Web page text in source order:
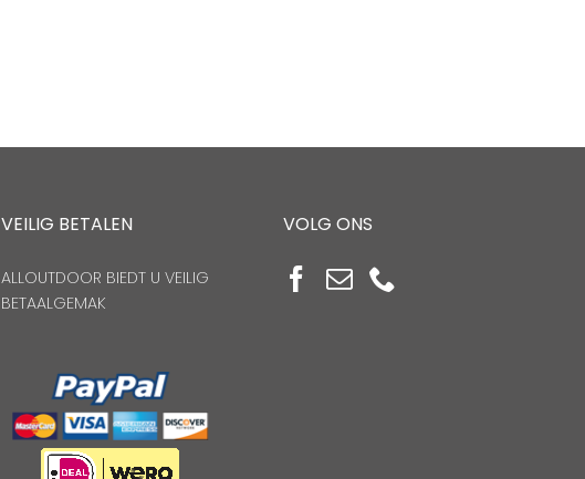
VEILIG BETALEN
ALLOUTDOOR BIEDT U VEILIG
BETAALGEMAK
VOLG ONS